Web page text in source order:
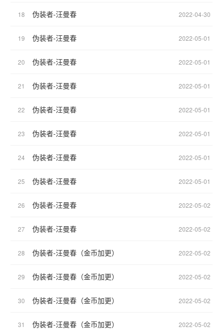
18 伪装者-汪曼春 2022-04-30
19 伪装者-汪曼春 2022-05-01
20 伪装者-汪曼春 2022-05-01
21 伪装者-汪曼春 2022-05-01
22 伪装者-汪曼春 2022-05-01
23 伪装者-汪曼春 2022-05-01
24 伪装者-汪曼春 2022-05-01
25 伪装者-汪曼春 2022-05-01
26 伪装者-汪曼春 2022-05-02
27 伪装者-汪曼春 2022-05-02
28 伪装者-汪曼春（金币加更） 2022-05-02
29 伪装者-汪曼春（金币加更） 2022-05-02
30 伪装者-汪曼春（金币加更） 2022-05-02
31 伪装者-汪曼春（金币加更） 2022-05-02